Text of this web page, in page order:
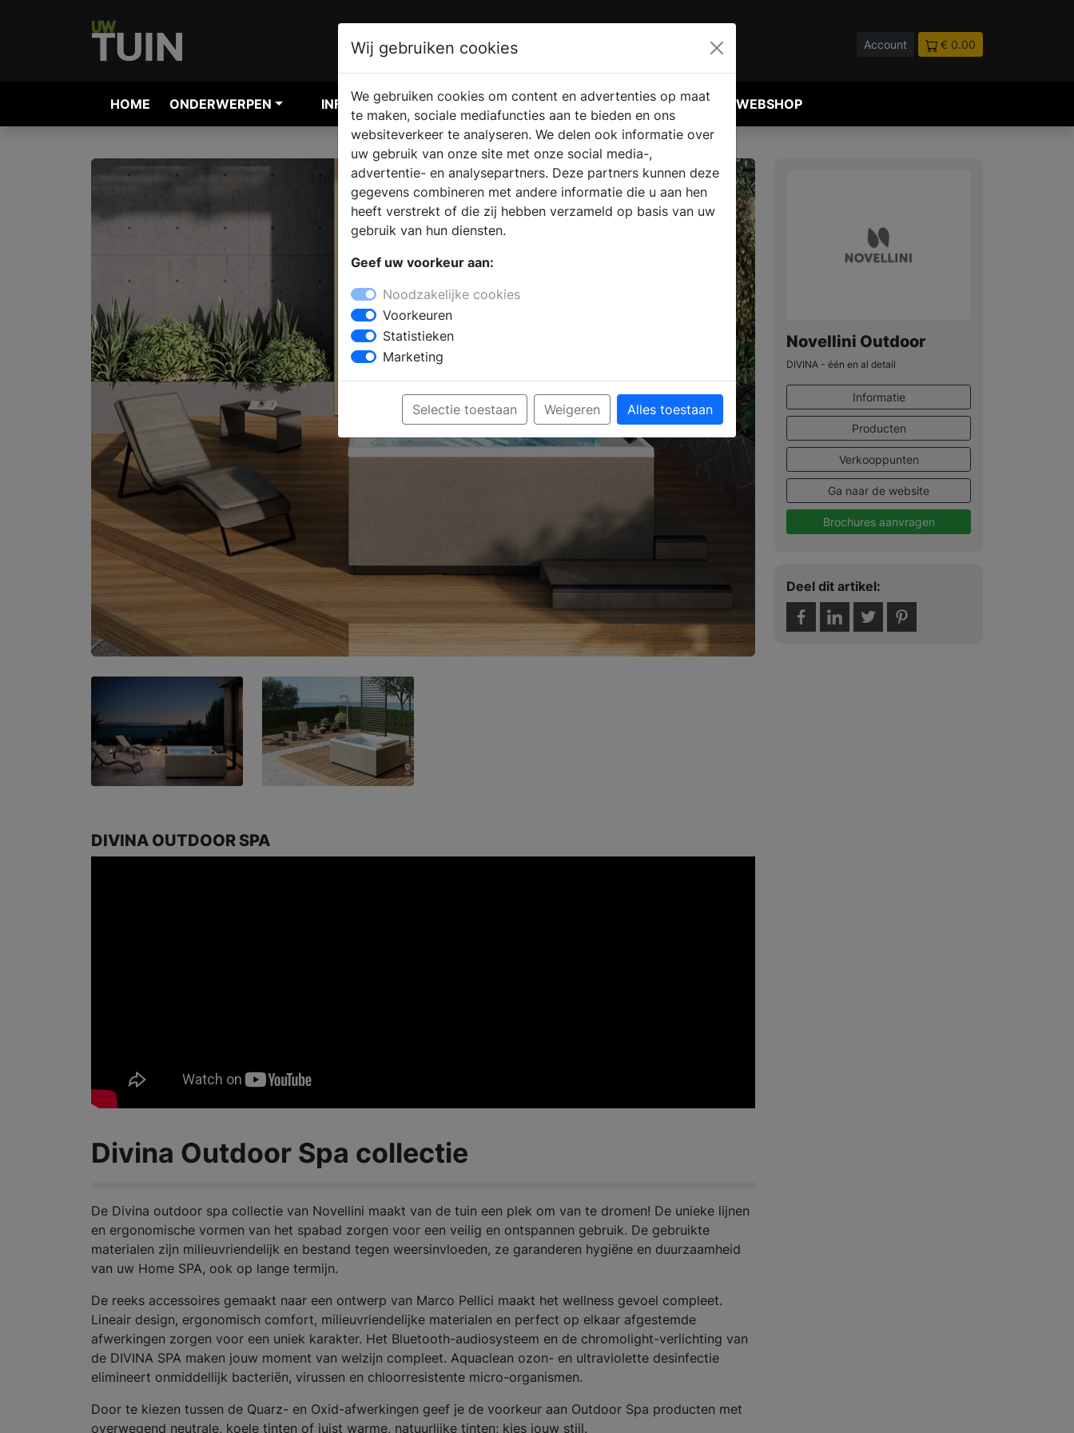
Account € 0.00
HOME ONDERWERPEN INFORMATIE AANVRAGEN VERKOOPLOCATIE VINDEN WEBSHOP
DIVINA OUTDOOR SPA
Divina Outdoor Spa collectie
De Divina outdoor spa collectie van Novellini maakt van de tuin een plek om van te dromen! De unieke lijnen
en ergonomische vormen van het spabad zorgen voor een veilig en ontspannen gebruik. De gebruikte
materialen zijn milieuvriendelijk en bestand tegen weersinvloeden, ze garanderen hygiëne en duurzaamheid
van uw Home SPA, ook op lange termijn.
De reeks accessoires gemaakt naar een ontwerp van Marco Pellici maakt het wellness gevoel compleet.
Lineair design, ergonomisch comfort, milieuvriendelijke materialen en perfect op elkaar afgestemde
afwerkingen zorgen voor een uniek karakter. Het Bluetooth-audiosysteem en de chromolight-verlichting van
de DIVINA SPA maken jouw moment van welzijn compleet. Aquaclean ozon- en ultraviolette desinfectie
elimineert onmiddellijk bacteriën, virussen en chloorresistente micro-organismen.
Door te kiezen tussen de Quarz- en Oxid-afwerkingen geef je de voorkeur aan Outdoor Spa producten met
overwegend neutrale, koele tinten of juist warme, natuurlijke tinten; kies jouw stijl.
Novellini Outdoor
DIVINA - één en al detail
Informatie
Producten
Verkooppunten
Ga naar de website
Brochures aanvragen
Deel dit artikel:
Wij gebruiken cookies
We gebruiken cookies om content en advertenties op maat
te maken, sociale mediafuncties aan te bieden en ons
websiteverkeer te analyseren. We delen ook informatie over
uw gebruik van onze site met onze social media-,
advertentie- en analysepartners. Deze partners kunnen deze
gegevens combineren met andere informatie die u aan hen
heeft verstrekt of die zij hebben verzameld op basis van uw
gebruik van hun diensten.
Geef uw voorkeur aan:
Noodzakelijke cookies
Voorkeuren
Statistieken
Marketing
Selectie toestaan Weigeren Alles toestaan